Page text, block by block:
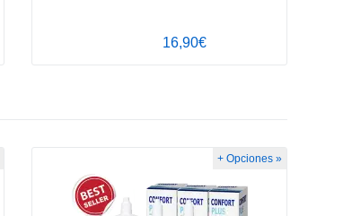
16,90€
+ Opciones »